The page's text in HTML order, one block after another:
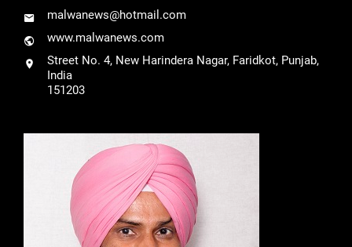
malwanews@hotmail.com
www.malwanews.com
Street No. 4, New Harindera Nagar, Faridkot, Punjab,
India
151203